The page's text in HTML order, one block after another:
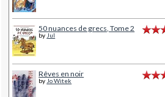
50 nuances de grecs, Tome 2
byJul
Rêves en noir
byJo Witek